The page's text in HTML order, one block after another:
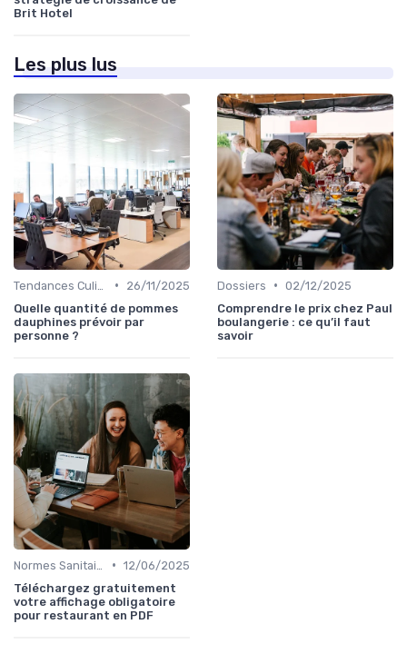
Brit Hotel
Les plus lus
•
26/11/2025
Quelle quantité de pommes
dauphines prévoir par
personne ?
Dossiers • 02/12/2025
Comprendre le prix chez Paul
boulangerie : ce qu’il faut
savoir
• 12/06/2025
Téléchargez gratuitement
votre affichage obligatoire
pour restaurant en PDF